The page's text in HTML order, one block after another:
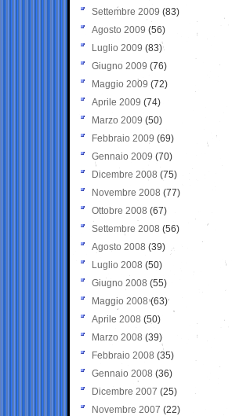
Settembre 2009 (83)
Agosto 2009 (56)
Luglio 2009 (83)
Giugno 2009 (76)
Maggio 2009 (72)
Aprile 2009 (74)
Marzo 2009 (50)
Febbraio 2009 (69)
Gennaio 2009 (70)
Dicembre 2008 (75)
Novembre 2008 (77)
Ottobre 2008 (67)
Settembre 2008 (56)
Agosto 2008 (39)
Luglio 2008 (50)
Giugno 2008 (55)
Maggio 2008(63)
Aprile 2008 (50)
Marzo 2008 (39)
Febbraio 2008 (35)
Gennaio 2008 (36)
Dicembre 2007 (25)
Novembre 2007 (22)